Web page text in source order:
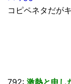
コピペネタだが